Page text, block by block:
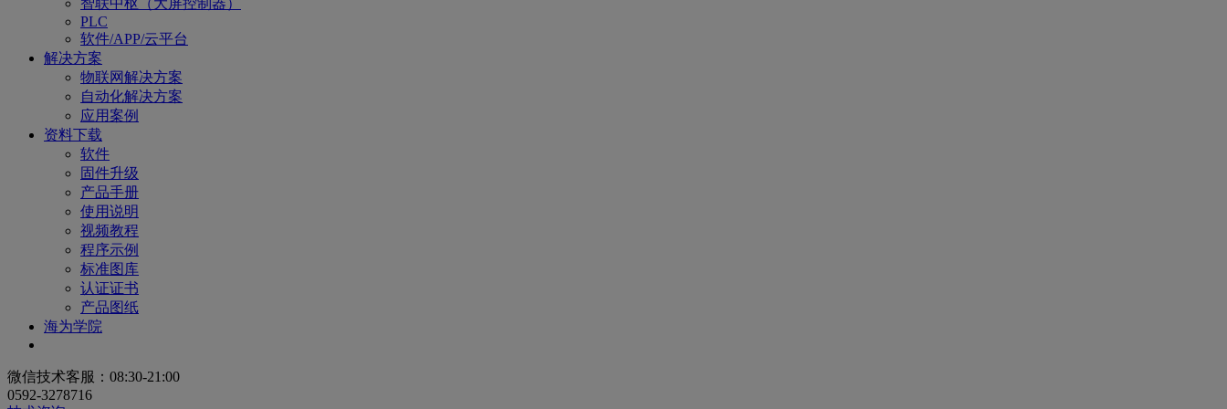
PLC
软件/APP/云平台
解决方案
物联网解决方案
自动化解决方案
应用案例
资料下载
软件
固件升级
产品手册
使用说明
视频教程
程序示例
标准图库
认证证书
产品图纸
海为学院
微信技术客服：08:30-21:00
0592-3278716